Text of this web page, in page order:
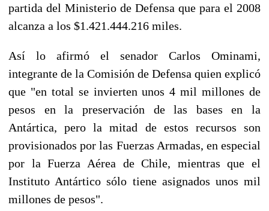
partida del Ministerio de Defensa que para el 2008
alcanza a los $1.421.444.216 miles.
Así lo afirmó el senador Carlos Ominami,
integrante de la Comisión de Defensa quien explicó
que "en total se invierten unos 4 mil millones de
pesos en la preservación de las bases en la
Antártica, pero la mitad de estos recursos son
provisionados por las Fuerzas Armadas, en especial
por la Fuerza Aérea de Chile, mientras que el
Instituto Antártico sólo tiene asignados unos mil
millones de pesos".